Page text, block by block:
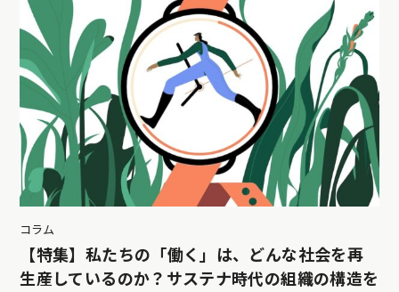
コラム
【特集】私たちの「働く」は、どんな社会を再
生産しているのか？サステナ時代の組織の構造を